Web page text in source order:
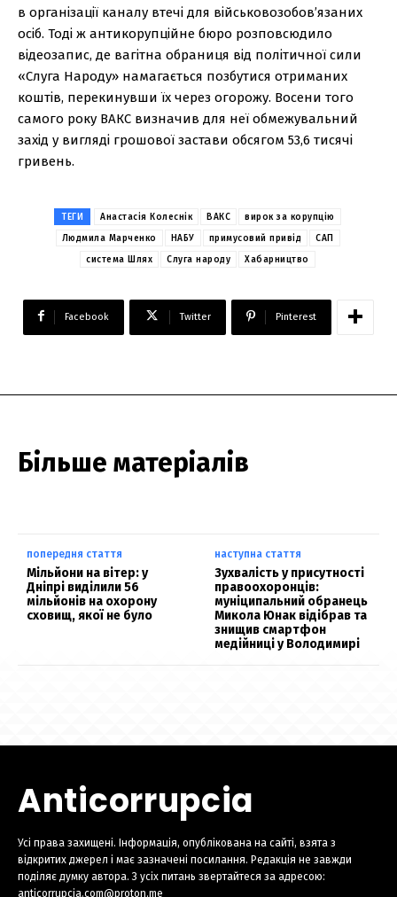
в організації каналу втечі для військовозобов’язаних
осіб. Тоді ж антикорупційне бюро розповсюдило
відеозапис, де вагітна обраниця від політичної сили
«Слуга Народу» намагається позбутися отриманих
коштів, перекинувши їх через огорожу. Восени того
самого року ВАКС визначив для неї обмежувальний
захід у вигляді грошової застави обсягом 53,6 тисячі
гривень.
ТЕГИ Анастасія Колеснік ВАКС
вирок за корупцію
Людмила Марченко
НАБУ примусовий привід
САП
система Шлях
Слуга народу Хабарництво
Facebook Twitter Pinterest
Більше матеріалів
попередня стаття
Мільйони на вітер: у
Дніпрі виділили 56
мільйонів на охорону
сховищ, якої не було
наступна стаття
Зухвалість у присутності
правоохоронців:
муніципальний обранець
Микола Юнак відібрав та
знищив смартфон
медійниці у Володимирі
Anticorrupcia
Усі права захищені. Інформація, опублікована на сайті, взята з
відкритих джерел і має зазначені посилання. Редакція не завжди
поділяє думку автора. З усіх питань звертайтеся за адресою:
anticorrupcia.com@proton.me